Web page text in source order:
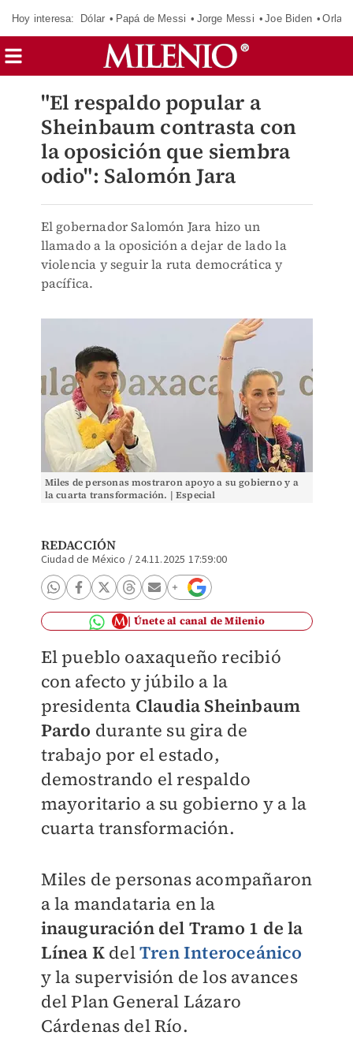
Hoy interesa: Dólar Papá de Messi Jorge Messi Joe Biden
"El respaldo popular a
Sheinbaum contrasta con
la oposición que siembra
odio": Salomón Jara
El gobernador Salomón Jara hizo un
llamado a la oposición a dejar de lado la
violencia y seguir la ruta democrática y
pacífica.
Miles de personas mostraron apoyo a su gobierno y a
la cuarta transformación. | Especial
REDACCIÓN
Ciudad de México / 24.11.2025 17:59:00
Únete al canal de Milenio
El pueblo oaxaqueño recibió
con afecto y júbilo a la
presidenta Claudia Sheinbaum
Pardo durante su gira de
trabajo por el estado,
demostrando el respaldo
mayoritario a su gobierno y a la
cuarta transformación.
Miles de personas acompañaron
a la mandataria en la
inauguración del Tramo 1 de la
Línea KdelTren Interoceánico
y la supervisión de los avances
del Plan General Lázaro
Cárdenas del Río.